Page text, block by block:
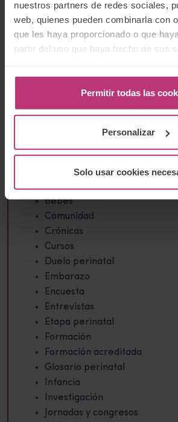
nuestros partners de redes sociales,
web, quienes pueden combinarla con
que les haya proporcionado o que
partir del uso que haya hecho de sus
Permitir todas las
Personalizar
Solo usar cookies
He leído laPolítica de
Aborto
Bebés
Comunidad
Crónicas
Cursos
Duelo perinatal
Embarazo
Encuesta
Entrevistas
Etapa perinatal
Formación
Formación acreditada
Glosario perinatal
Infancia
Investigación
Jornadas y congresos